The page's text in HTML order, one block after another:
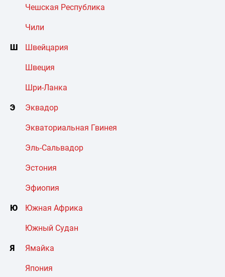
Чешская Республика
Чили
Ш Швейцария
Швеция
Шри-Ланка
Э Эквадор
Экваториальная Гвинея
Эль-Сальвадор
Эстония
Эфиопия
Ю Южная Африка
Южный Судан
Я Ямайка
Япония